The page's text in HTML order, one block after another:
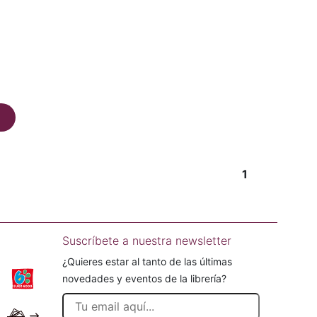
1
Suscríbete a nuestra newsletter
¿Quieres estar al tanto de las últimas
novedades y eventos de la librería?